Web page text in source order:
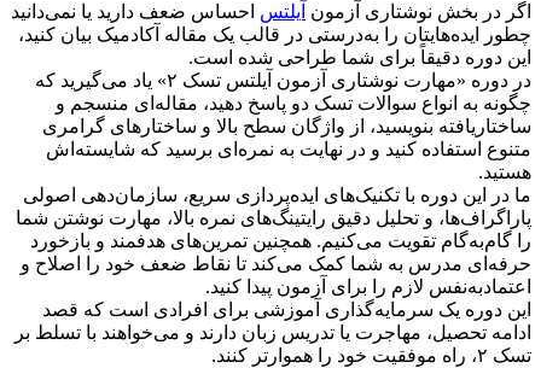
اگر در بخش نوشتاری آزمون آیلتس احساس ضعف دارید یا نمی‌دانید
چطور ایده‌هایتان را به‌درستی در قالب یک مقاله آکادمیک بیان کنید،
این دوره دقیقاً برای شما طراحی شده است.
در دوره «مهارت نوشتاری آزمون آیلتس تسک ۲» یاد می‌گیرید که
چگونه به انواع سوالات تسک دو پاسخ دهید، مقاله‌ای منسجم و
ساختاریافته بنویسید، از واژگان سطح بالا و ساختارهای گرامری
متنوع استفاده کنید و در نهایت به نمره‌ای برسید که شایسته‌اش
هستید.
ما در این دوره با تکنیک‌های ایده‌پردازی سریع، سازمان‌دهی اصولی
پاراگراف‌ها، و تحلیل دقیق رایتینگ‌های نمره بالا، مهارت نوشتن شما
را گام‌به‌گام تقویت می‌کنیم. همچنین تمرین‌های هدفمند و بازخورد
حرفه‌ای مدرس به شما کمک می‌کند تا نقاط ضعف خود را اصلاح و
اعتماد‌به‌نفس لازم را برای آزمون پیدا کنید.
این دوره یک سرمایه‌گذاری آموزشی برای افرادی است که قصد
ادامه تحصیل، مهاجرت یا تدریس زبان دارند و می‌خواهند با تسلط بر
تسک ۲، راه موفقیت خود را هموارتر کنند.